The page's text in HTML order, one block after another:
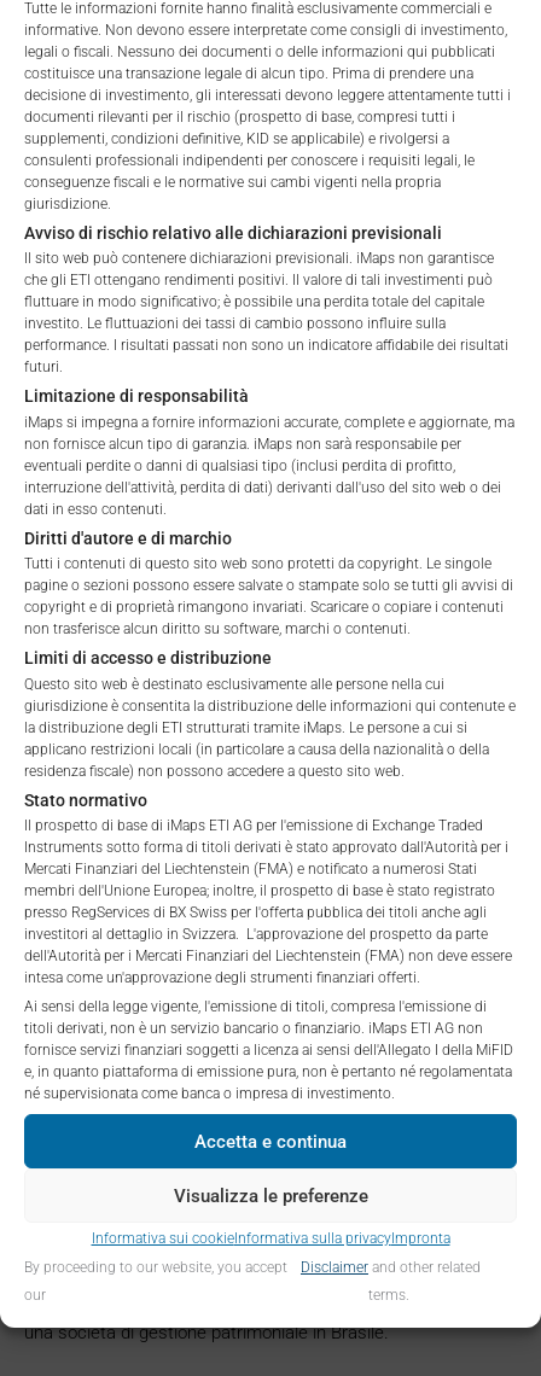
Tutte le informazioni fornite hanno finalità esclusivamente commerciali e
informative. Non devono essere interpretate come consigli di investimento,
legali o fiscali. Nessuno dei documenti o delle informazioni qui pubblicati
costituisce una transazione legale di alcun tipo. Prima di prendere una
decisione di investimento, gli interessati devono leggere attentamente tutti i
documenti rilevanti per il rischio (prospetto di base, compresi tutti i
supplementi, condizioni definitive, KID se applicabile) e rivolgersi a
consulenti professionali indipendenti per conoscere i requisiti legali, le
conseguenze fiscali e le normative sui cambi vigenti nella propria
giurisdizione.
Avviso di rischio relativo alle dichiarazioni previsionali
Il sito web può contenere dichiarazioni previsionali. iMaps non garantisce
che gli ETI ottengano rendimenti positivi. Il valore di tali investimenti può
fluttuare in modo significativo; è possibile una perdita totale del capitale
investito. Le fluttuazioni dei tassi di cambio possono influire sulla
performance. I risultati passati non sono un indicatore affidabile dei risultati
futuri.
Limitazione di responsabilità
iMaps si impegna a fornire informazioni accurate, complete e aggiornate, ma
non fornisce alcun tipo di garanzia. iMaps non sarà responsabile per
eventuali perdite o danni di qualsiasi tipo (inclusi perdita di profitto,
interruzione dell'attività, perdita di dati) derivanti dall'uso del sito web o dei
dati in esso contenuti.
Diritti d'autore e di marchio
Tutti i contenuti di questo sito web sono protetti da copyright. Le singole
pagine o sezioni possono essere salvate o stampate solo se tutti gli avvisi di
copyright e di proprietà rimangono invariati. Scaricare o copiare i contenuti
non trasferisce alcun diritto su software, marchi o contenuti.
Limiti di accesso e distribuzione
Questo sito web è destinato esclusivamente alle persone nella cui
giurisdizione è consentita la distribuzione delle informazioni qui contenute e
la distribuzione degli ETI strutturati tramite iMaps. Le persone a cui si
applicano restrizioni locali (in particolare a causa della nazionalità o della
residenza fiscale) non possono accedere a questo sito web.
Stato normativo
Il prospetto di base di iMaps ETI AG per l'emissione di Exchange Traded
Instruments sotto forma di titoli derivati è stato approvato dall'Autorità per i
Mercati Finanziari del Liechtenstein (FMA) e notificato a numerosi Stati
membri dell'Unione Europea; inoltre, il prospetto di base è stato registrato
presso RegServices di BX Swiss per l'offerta pubblica dei titoli anche agli
investitori al dettaglio in Svizzera. L'approvazione del prospetto da parte
dell'Autorità per i Mercati Finanziari del Liechtenstein (FMA) non deve essere
intesa come un'approvazione degli strumenti finanziari offerti.
Ai sensi della legge vigente, l'emissione di titoli, compresa l'emissione di
titoli derivati, non è un servizio bancario o finanziario. iMaps ETI AG non
fornisce servizi finanziari soggetti a licenza ai sensi dell'Allegato I della MiFID
e, in quanto piattaforma di emissione pura, non è pertanto né regolamentata
né supervisionata come banca o impresa di investimento.
Accetta e continua
Visualizza le preferenze
Informativa sui cookieInformativa sulla privacyImpronta
By proceeding to our website, you accept
our
Disclaimerand other related
terms.
Herbert Hakala – Direttore dello sviluppo commerciale
Dopo aver terminato la sua formazione per diventare
banchiere presso Raiffeisenbank, Herbert è stato dipendente
di Raiffeisenbank per più di sette anni con un’attenzione
particolare alla consulenza alle aziende, agli individui con un
patrimonio netto elevato e ai clienti retail di massa in relazione
agli strumenti finanziari e ai fondi. Nel 1991 Herbert si è
trasferito alla Deutsche Bank per diventare vice direttore della
filiale responsabile del dipartimento di gestione patrimoniale
con circa 150 milioni di DEM di asset in gestione.
Dalla metà degli anni ’90 fino al 2009 il sig. Hakala si è
sviluppato come imprenditore nel settore dei servizi finanziari
fino a diventare direttore di PP Asset Management GmbH nel
2009, posizione che ricopre tuttora. Herbert vanta 40 anni di
esperienza nel settore dei servizi finanziari.
Jeffrey Alldis
Direttore dello sviluppo commerciale
jeffrey@imaps-capital.com
Jeffrey Alldis – Direttore dello sviluppo commerciale
Jeffrey ha iniziato la sua carriera professionale nel 2001
presso il Dipartimento di Gestione del Portafoglio di DZ
PRIVATBANK (Schweiz) AG a Zurigo. Era responsabile
dell’allocazione degli investimenti in materie prime,
dell’amministrazione dei prodotti di gestione patrimoniale
standardizzati e dell’assistenza all’emissione di nuovi prodotti
strutturati. Nel 2009 ha superato con successo gli esami CIIA
– Certified International Investment Analyst e FRM – Financial
Risk Manager. Nel 2010 Jeffrey è diventato Analyst Markets
Supervision & Investigations per SIX Swiss Exchange,
Switzerland, la borsa dei derivati EUREX Zurich e il segmento
Blue-Chip di SIX Swiss Exchange. Nel 2011 ha deciso di
lanciarsi in un’avventura imprenditoriale personale fondando
una società di gestione patrimoniale in Brasile.